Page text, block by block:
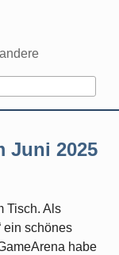
Juni 2025
Tisch. Als
ein schönes
habe